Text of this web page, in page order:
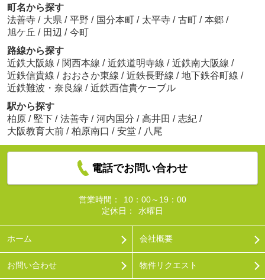
町名から探す
法善寺 / 大県 / 平野 / 国分本町 / 太平寺 / 古町 / 本郷 /
旭ケ丘 / 田辺 / 今町
路線から探す
近鉄大阪線 / 関西本線 / 近鉄道明寺線 / 近鉄南大阪線 /
近鉄信貴線 / おおさか東線 / 近鉄長野線 / 地下鉄谷町線 /
近鉄難波・奈良線 / 近鉄西信貴ケーブル
駅から探す
柏原 / 堅下 / 法善寺 / 河内国分 / 高井田 / 志紀 /
大阪教育大前 / 柏原南口 / 安堂 / 八尾
電話でお問い合わせ
営業時間：
10：00～19：00
定休日：
水曜日
ホーム 会社概要
お問い合わせ 物件リクエスト